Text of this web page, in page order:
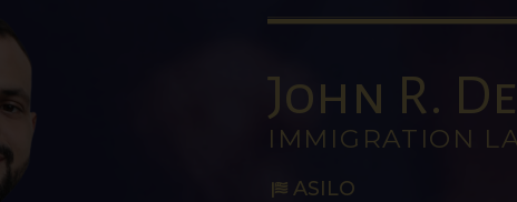
John R.
IMMIGRATION
ASILO